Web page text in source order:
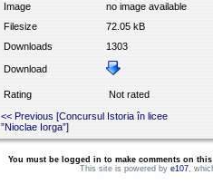
Image
no image available
Filesize
72.05 kB
Downloads
1303
Download
Rating
Not rated
<< Previous [Concursul Istoria în licee
”Nioclae Iorga”]
You must be logged in to make comments on
This site is powered bye107,